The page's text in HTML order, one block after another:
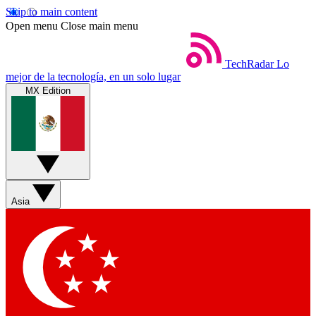
Skip to main content
Open menu Close main menu
TechRadar Lo
mejor de la tecnología, en un solo lugar
MX Edition
Asia